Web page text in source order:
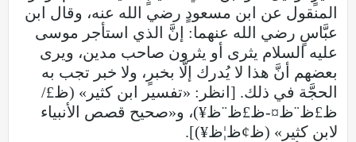
المنقول عن ابن مسعودٍ رضي الله عنه، وقال ابن
عبَّاسٍ رضي الله عنهما: إنَّ الذي استأجر موسى
عليه السلام يثرى أو يثرون صاحب مدين، ويرى
بعضهم أنَّ هذا لا يُدرك إلَّا بخبرٍ، ولا خبر تجب به
الحجَّة في ذلك. [انظر: «تفسير ابن كثير» (ظ£/
ظ£ظ¨ظ¤-ظ£ظ¨ظ¥)، و«صحيح قصص الأنبياء
لابن كثير» (ظ¢ظ¦ظ¥)].